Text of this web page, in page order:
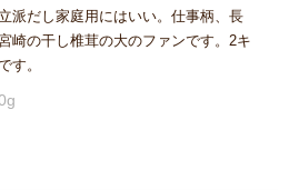
派だし家庭用にはいい。仕事柄、長
崎の干し椎茸の大のファンです。2キ
す。